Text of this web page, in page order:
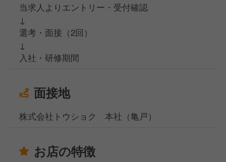
当求人よりエントリー・受付確認
↓
選考・面接（2回）
↓
入社・研修期間
面接地
株式会社トウショク 本社（亀戸）
お店の特徴